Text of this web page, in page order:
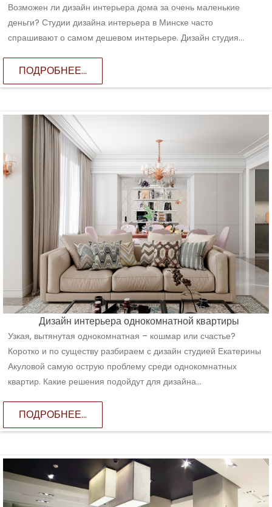
Возможен ли дизайн интерьера дома за очень маленькие
деньги? Студии дизайна интерьера в Минске часто
спрашивают о самом дешевом интерьере. Дизайн студия...
ПОДРОБНЕЕ...
Дизайн интерьера однокомнатной квартиры
Узкая, вытянутая однокомнатная – кошмар или счастье?
Коротко и по существу разбираем с дизайн студией Екатерины
Акуловой самую острую проблему среди однокомнатных
квартир. Какие решения подойдут для дизайна...
ПОДРОБНЕЕ...